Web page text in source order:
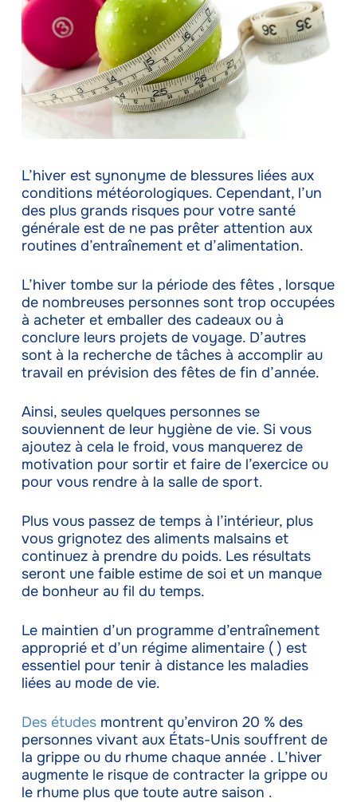
L’hiver est synonyme de blessures liées aux
conditions météorologiques. Cependant, l’un
des plus grands risques pour votre santé
générale est de ne pas prêter attention aux
routines d’entraînement et d’alimentation.
L’hiver tombe sur la période des fêtes , lorsque
de nombreuses personnes sont trop occupées
à acheter et emballer des cadeaux ou à
conclure leurs projets de voyage. D’autres
sont à la recherche de tâches à accomplir au
travail en prévision des fêtes de fin d’année.
Ainsi, seules quelques personnes se
souviennent de leur hygiène de vie. Si vous
ajoutez à cela le froid, vous manquerez de
motivation pour sortir et faire de l’exercice ou
pour vous rendre à la salle de sport.
Plus vous passez de temps à l’intérieur, plus
vous grignotez des aliments malsains et
continuez à prendre du poids. Les résultats
seront une faible estime de soi et un manque
de bonheur au fil du temps.
Le maintien d’un programme d’entraînement
approprié et d’un régime alimentaire ( ) est
essentiel pour tenir à distance les maladies
liées au mode de vie.
Des étudesmontrent qu’environ 20 % des
personnes vivant aux États-Unis souffrent de
la grippe ou du rhume chaque année . L’hiver
augmente le risque de contracter la grippe ou
le rhume plus que toute autre saison .